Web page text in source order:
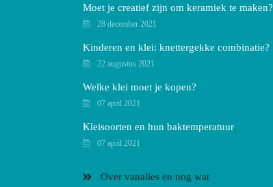
Moet je creatief zijn om keramiek te maken?
28 december 2021
Kinderen en klei: knettergekke combinatie?
22 augustus 2021
Welke klei moet je kopen?
07 april 2021
Kleisoorten en hun baktemperatuur
07 april 2021
Over vanalles en nog wat